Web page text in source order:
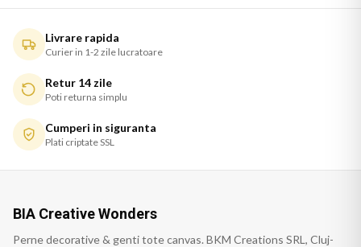
Livrare rapida
Curier in 1-2 zile lucratoare
Retur 14 zile
Poti returna simplu
Cumperi in siguranta
Plati criptate SSL
BIA Creative Wonders
Perne decorative & genti tote canvas. BKM Creations SRL, Cluj-